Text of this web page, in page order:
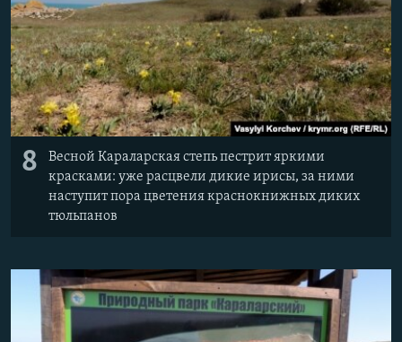
8
Весной Караларская степь пестрит яркими
красками: уже расцвели дикие ирисы, за ними
наступит пора цветения краснокнижных диких
тюльпанов